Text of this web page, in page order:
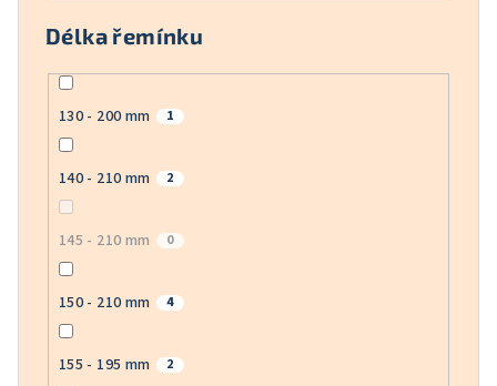
Délka řemínku
130 - 200 mm 1
140 - 210 mm 2
145 - 210 mm 0
150 - 210 mm 4
155 - 195 mm 2